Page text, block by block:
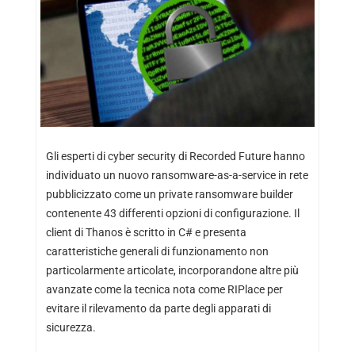
Gli esperti di cyber security di Recorded Future hanno
individuato un nuovo ransomware-as-a-service in rete
pubblicizzato come un private ransomware builder
contenente 43 differenti opzioni di configurazione. Il
client di Thanos è scritto in C# e presenta
caratteristiche generali di funzionamento non
particolarmente articolate, incorporandone altre più
avanzate come la tecnica nota come RIPlace per
evitare il rilevamento da parte degli apparati di
sicurezza.